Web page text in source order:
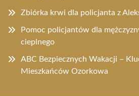
Zbiórka krwi dla policjanta z
Pomoc policjantów dla
cieplnego
ABC Bezpiecznych Wakacji –
Mieszkańców Ozorkowa